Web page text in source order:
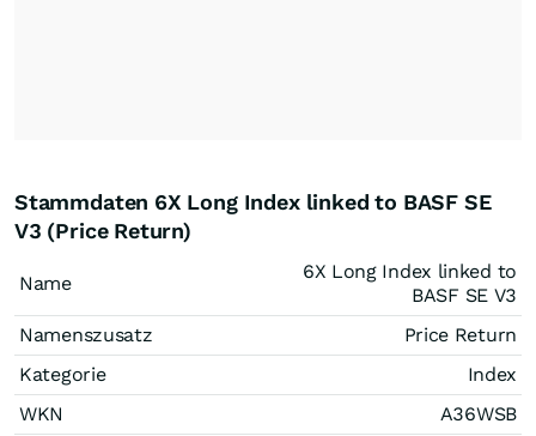
Stammdaten 6X Long Index linked to BASF SE
V3 (Price Return)
Name
6X Long Index linked to
BASF SE V3
Namenszusatz
Price Return
Kategorie
Index
WKN
A36WSB